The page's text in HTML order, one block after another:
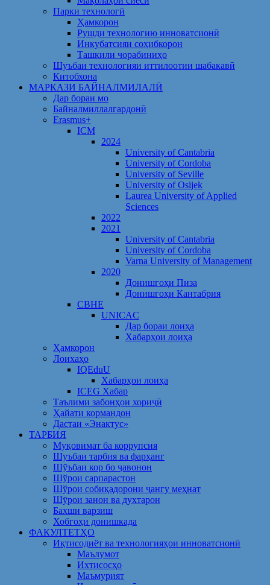
Парки технологӣ
Ҳамкорон
Рушди технологию инноватсионӣ
Инкубатсияи соҳибкорон
Ташкили чорабиниҳо
Шуъбаи технологияи иттилоотии шабакавӣ
Китобхона
МАРКАЗИ БАЙНАЛМИЛАЛӢ
Дар бораи мо
Байналмиллалгардонӣ
Erasmus+
ICM
2024
University of Cantabria
University of Cordoba
University of Seville
University of Osijek
Laurea University of Applied
Sciences
2022
2021
University of Cantabria
University of Cordoba
Varna University of Management
2020
Донишгоҳи Пиза
Донишгоҳи Кантабрия
CBHE
UNICAC
Дар бораи лоиҳа
Хабарҳои лоиҳа
Ҳамкорон
Лоихаҳо
IQEduU
Хабарҳои лоиҳа
ICEG Хабар
Таълими забонҳои хориҷӣ
Ҳайати кормандон
Дастаи «Энактус»
ТАРБИЯ
Муқовимат ба коррупсия
Шуъбаи тарбия ва фарҳанг
Шӯъбаи кор бо ҷавонон
Шўрои сарпарастон
Шўрои собиқадорони ҷангу меҳнат
Шӯрои занон ва духтарон
Бахши варзиш
Хобгоҳи донишкада
ФАКУЛТЕТҲО
Иқтисодиёт ва технологияҳои инноватсионӣ
Маълумот
Ихтисосҳо
Маъмурият